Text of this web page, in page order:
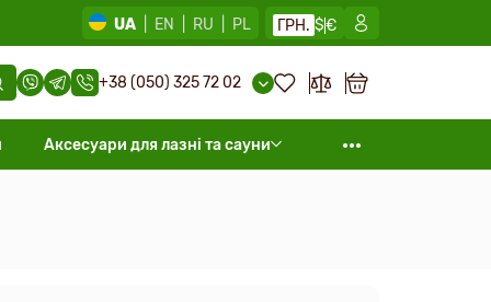
UA EN RU PL ГРН. $€
+38 (050) 325 72 02
Аксесуари для лазні та сауни